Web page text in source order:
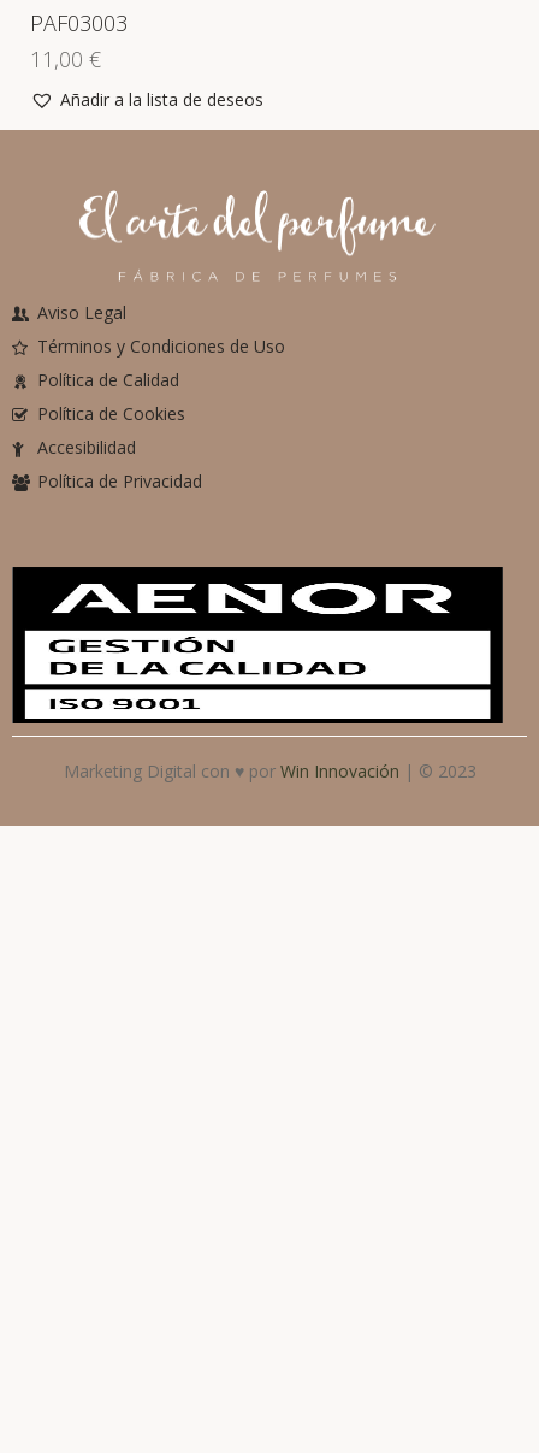
PAF03003
11,00 €
Añadir a la lista de deseos
Aviso Legal
Términos y Condiciones de Uso
Política de Calidad
Política de Cookies
Accesibilidad
Política de Privacidad
Marketing Digital con ♥ por Win Innovación | © 2023